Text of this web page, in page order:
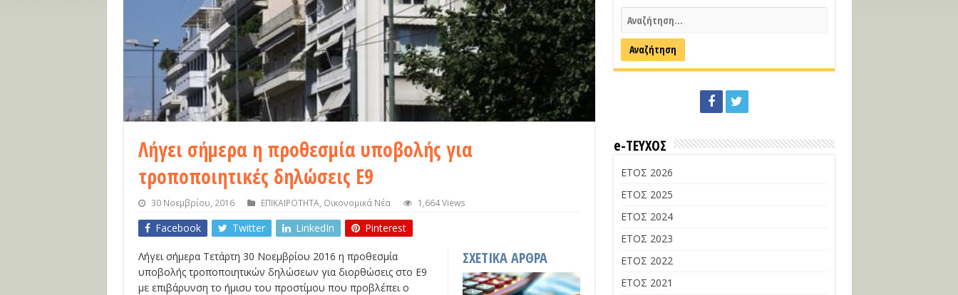
Λήγει σήμερα η προθεσμία υποβολής για
τροποποιητικές δηλώσεις Ε9
30 Νοεμβρίου, 2016 ΕΠΙΚΑΙΡΟΤΗΤΑ Οικονομικά Νέα 1,664 Views
Facebook Twitter LinkedIn Pinterest
ΣΧΕΤΙΚΑ ΑΡΘΡΑ
Λήγει σήμερα Τετάρτη 30 Νοεμβρίου 2016 η προθεσμία
υποβολής τροποποιητικών δηλώσεων για διορθώσεις στο Ε9
με επιβάρυνση το ήμισυ του προστίμου που προβλέπει ο
e-ΤΕΥΧΟΣ
ΕΤΟΣ 2026
ΕΤΟΣ 2025
ΕΤΟΣ 2024
ΕΤΟΣ 2023
ΕΤΟΣ 2022
ΕΤΟΣ 2021